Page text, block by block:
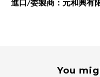
進口/委製商：元和興有
You